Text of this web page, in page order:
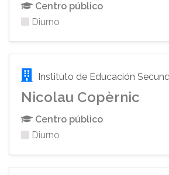
Centro público
Diurno
Instituto de Educación
Nicolau Copèrnic
Centro público
Diurno